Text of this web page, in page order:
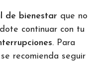
de bienestar que no
continuar con tu
. Para
recomienda seguir